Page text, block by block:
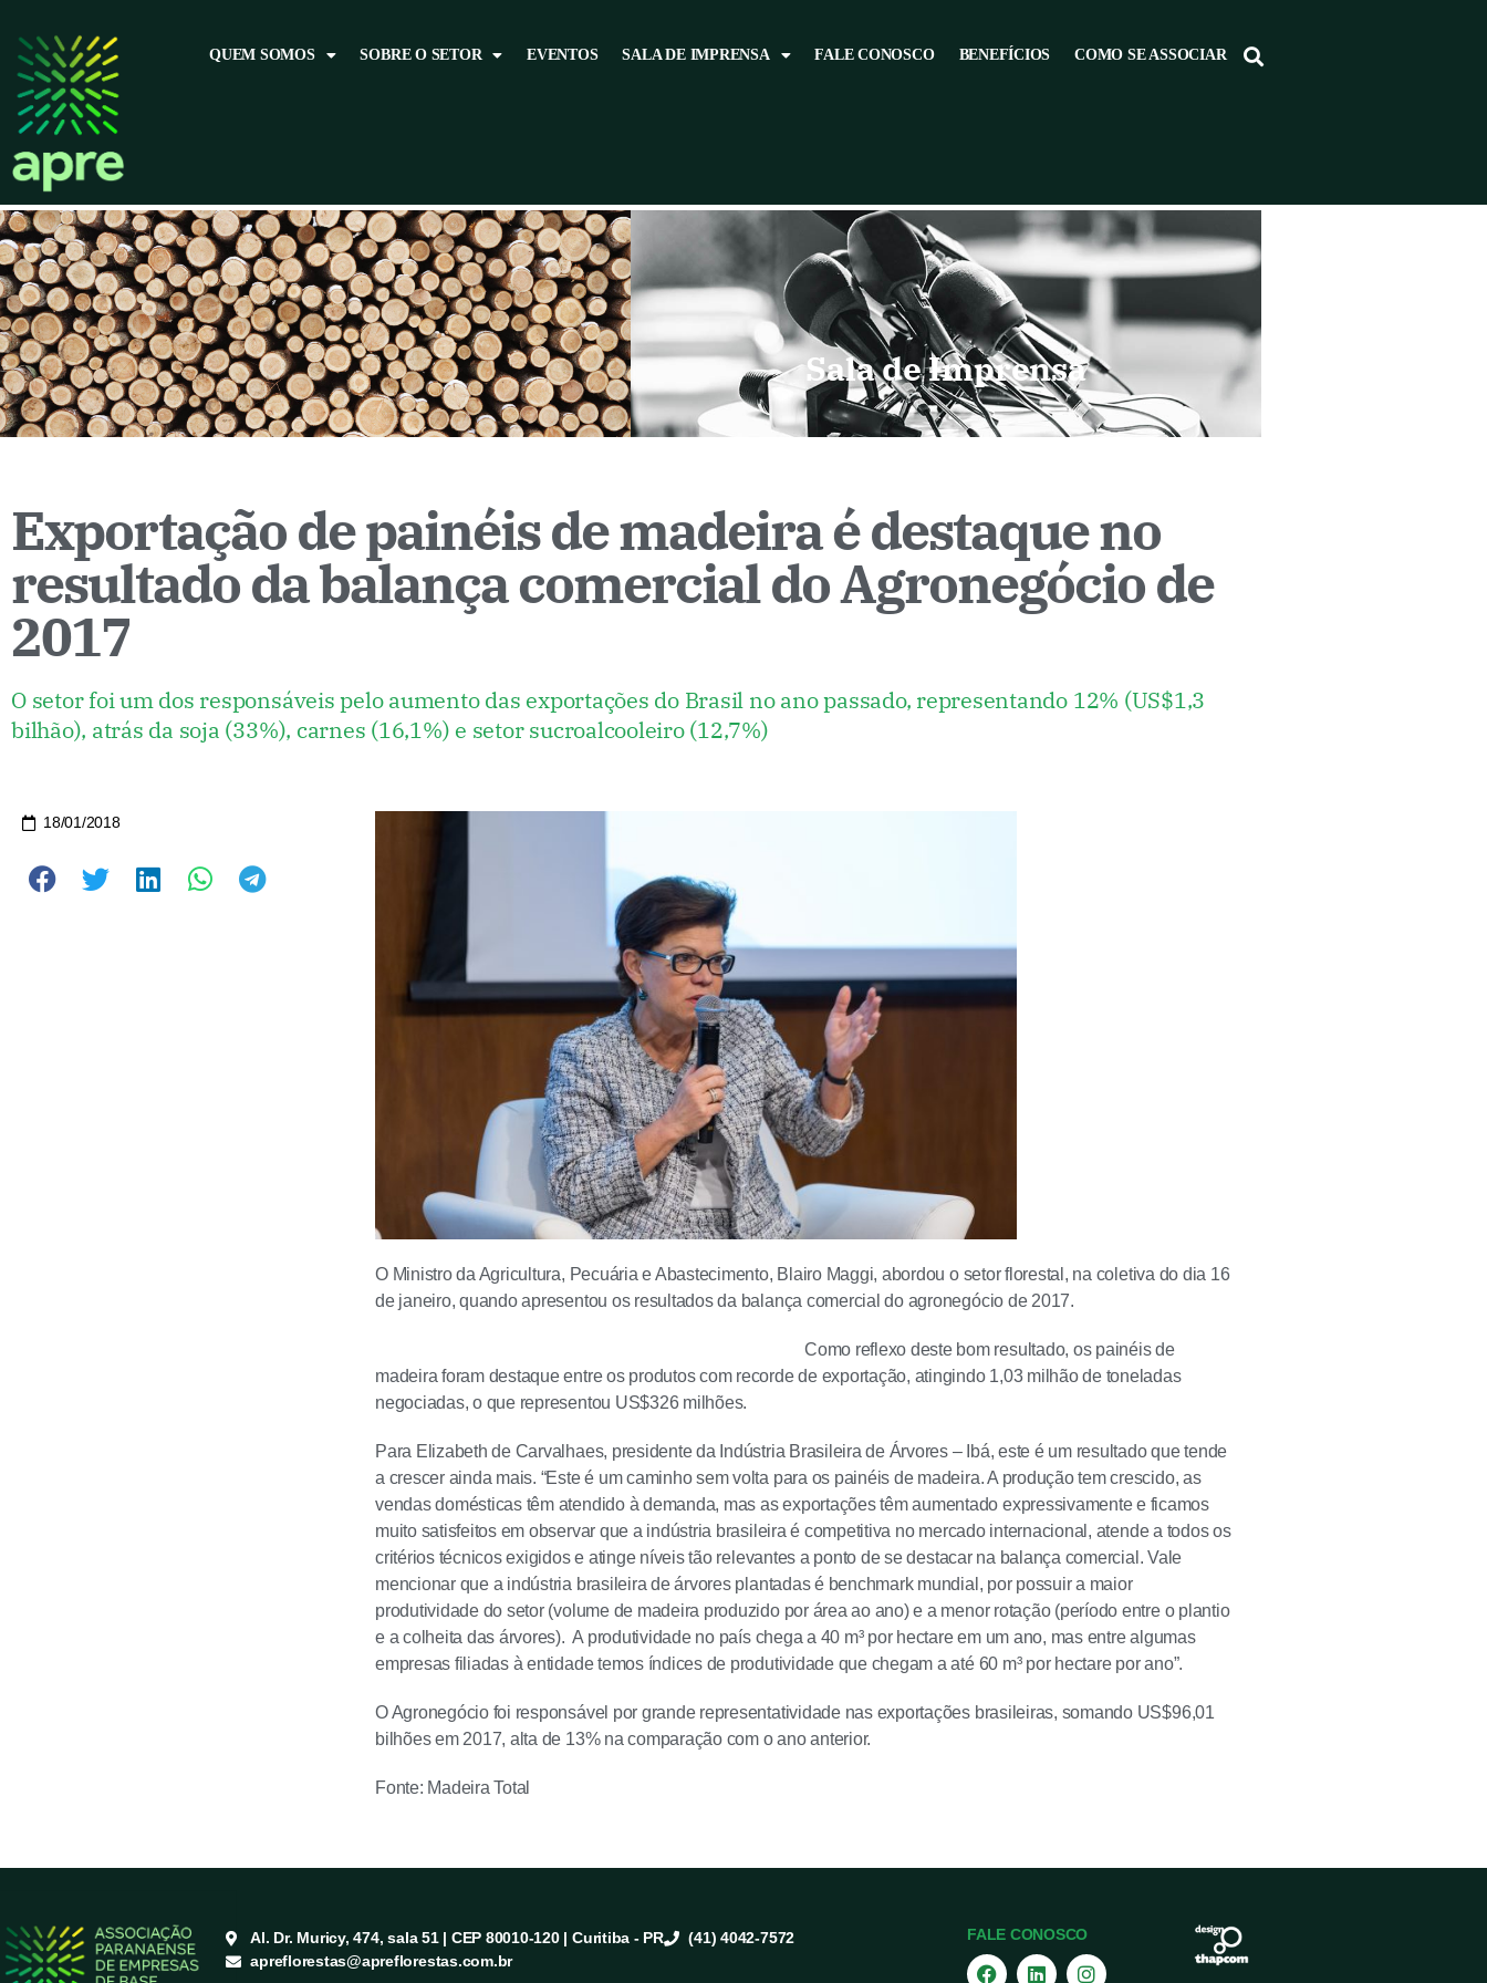
QUEM SOMOS SOBRE O SETOR EVENTOS SALA DE IMPRENSA FALE CONOSCO BENEFÍCIOS COMO SE ASSOCIAR
Sala de Imprensa
Exportação de painéis de madeira é destaque no
resultado da balança comercial do Agronegócio de
2017
O setor foi um dos responsáveis pelo aumento das exportações do Brasil no ano passado, representando 12% (US$1,3
bilhão), atrás da soja (33%), carnes (16,1%) e setor sucroalcooleiro (12,7%)
18/01/2018
O Ministro da Agricultura, Pecuária e Abastecimento, Blairo Maggi, abordou o setor florestal, na coletiva do dia 16
de janeiro, quando apresentou os resultados da balança comercial do agronegócio de 2017.
Como reflexo deste bom resultado, os painéis de
madeira foram destaque entre os produtos com recorde de exportação, atingindo 1,03 milhão de toneladas
negociadas, o que representou US$326 milhões.
Para Elizabeth de Carvalhaes, presidente da Indústria Brasileira de Árvores – Ibá, este é um resultado que tende
a crescer ainda mais. “Este é um caminho sem volta para os painéis de madeira. A produção tem crescido, as
vendas domésticas têm atendido à demanda, mas as exportações têm aumentado expressivamente e ficamos
muito satisfeitos em observar que a indústria brasileira é competitiva no mercado internacional, atende a todos os
critérios técnicos exigidos e atinge níveis tão relevantes a ponto de se destacar na balança comercial. Vale
mencionar que a indústria brasileira de árvores plantadas é benchmark mundial, por possuir a maior
produtividade do setor (volume de madeira produzido por área ao ano) e a menor rotação (período entre o plantio
e a colheita das árvores). A produtividade no país chega a 40 m³ por hectare em um ano, mas entre algumas
empresas filiadas à entidade temos índices de produtividade que chegam a até 60 m³ por hectare por ano”.
O Agronegócio foi responsável por grande representatividade nas exportações brasileiras, somando US$96,01
bilhões em 2017, alta de 13% na comparação com o ano anterior.
Fonte: Madeira Total
Al. Dr. Muricy, 474, sala 51 | CEP 80010-120 | Curitiba - PR
(41) 4042-7572
apreflorestas@apreflorestas.com.br
FALE CONOSCO